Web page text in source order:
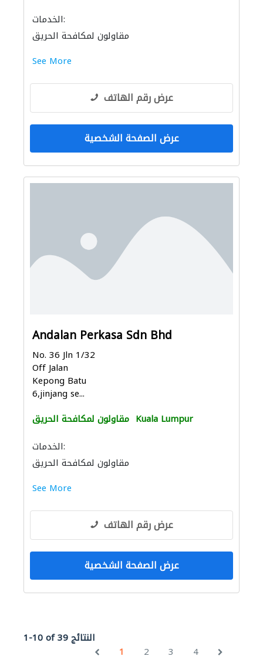
الخدمات:
مقاولون لمكافحة الحريق
See More
عرض رقم الهاتف
عرض الصفحة الشخصية
Andalan Perkasa Sdn Bhd
No. 36 Jln 1/32
Off Jalan
Kepong Batu
6,jinjang se...
مقاولون لمكافحة الحريق Kuala Lumpur
الخدمات:
مقاولون لمكافحة الحريق
See More
عرض رقم الهاتف
عرض الصفحة الشخصية
1-10 of 39 النتائج
1
2 3 4